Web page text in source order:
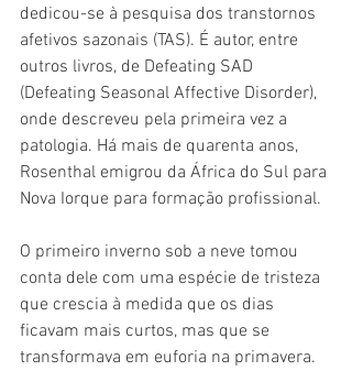
dedicou-se à pesquisa dos transtornos
afetivos sazonais (TAS). É autor, entre
outros livros, de Defeating SAD
(Defeating Seasonal Affective Disorder),
onde descreveu pela primeira vez a
patologia. Há mais de quarenta anos,
Rosenthal emigrou da África do Sul para
Nova Iorque para formação profissional.
O primeiro inverno sob a neve tomou
conta dele com uma espécie de tristeza
que crescia à medida que os dias
ficavam mais curtos, mas que se
transformava em euforia na primavera.